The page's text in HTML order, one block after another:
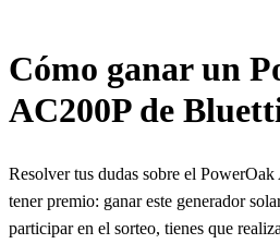
Cómo ganar un
AC200P de
Resolver tus dudas sobre el
tener premio: ganar este generador
participar en el sorteo, tienes que